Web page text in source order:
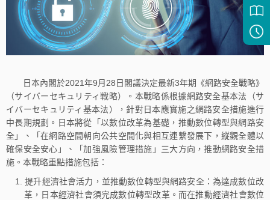
日本內閣於2021年9月28日閣議決定最新3年期《網路安全戰略》
（サイバーセキュリティ戦略）。本戰略係根據網路安全基本法（サ
イバーセキュリティ基本法），針對日本應實施之網路安全措施進行
中長期規劃。日本將從「以數位改革為基礎，推動數位轉型與網路安
全」、「在網路空間朝向公共空間化與相互連繫發展下，縱觀全體以
確保安全安心」、「加強風險管理措施」三大方向，推動網路安全措
施。本戰略重點措施包括：
提升經濟社會活力，並推動數位轉型與網路安全：為達成數位改
革，日本經濟社會須完成數位轉型改革。而在推動經濟社會數位